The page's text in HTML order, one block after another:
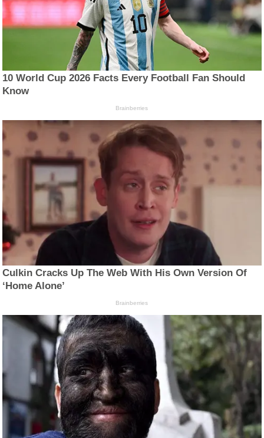
10 World Cup 2026 Facts Every Football Fan Should
Know
Brainberries
Culkin Cracks Up The Web With His Own Version Of
‘Home Alone’
Brainberries